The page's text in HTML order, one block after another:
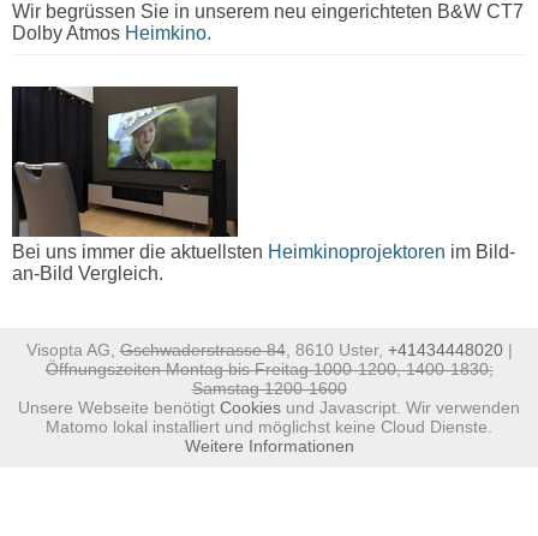
Wir begrüssen Sie in unserem neu eingerichteten B&W CT7
Dolby Atmos Heimkino.
Bei uns immer die aktuellsten Heimkinoprojektoren im Bild-
an-Bild Vergleich.
Visopta AG,Gschwaderstrasse 84, 8610 Uster, +41434448020|
Öffnungszeiten Montag bis Freitag 1000-1200, 1400-1830;
Samstag 1200-1600
Unsere Webseite benötigt Cookies und Javascript. Wir verwenden
Matomo lokal installiert und möglichst keine Cloud Dienste.
Weitere Informationen